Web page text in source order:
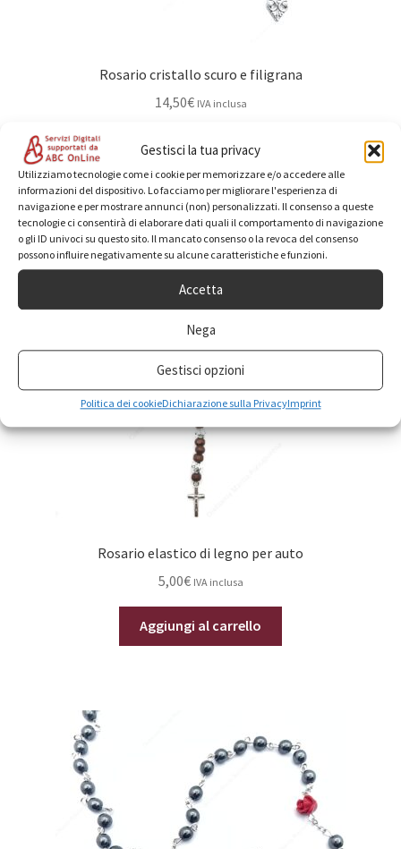
Gestisci la tua privacy
Utilizziamo tecnologie come i cookie per memorizzare e/o accedere alle
informazioni del dispositivo. Lo facciamo per migliorare l'esperienza di
navigazione e per mostrare annunci (non) personalizzati. Il consenso a queste
tecnologie ci consentirà di elaborare dati quali il comportamento di navigazione
o gli ID univoci su questo sito. Il mancato consenso o la revoca del consenso
possono influire negativamente su alcune caratteristiche e funzioni.
Accetta
Nega
Gestisci opzioni
Politica dei cookieDichiarazione sulla PrivacyImprint
Rosario cristallo scuro e filigrana
14,50€ IVA inclusa
Aggiungi al carrello
Rosario elastico di legno per auto
5,00€ IVA inclusa
Aggiungi al carrello